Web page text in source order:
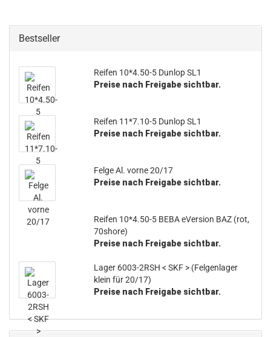
Bestseller
Reifen 10*4.50-5 Dunlop SL1
Preise nach Freigabe sichtbar.
Reifen 11*7.10-5 Dunlop SL1
Preise nach Freigabe sichtbar.
Felge Al. vorne 20/17
Preise nach Freigabe sichtbar.
Reifen 10*4.50-5 BEBA eVersion BAZ (rot,
70shore)
Preise nach Freigabe sichtbar.
Lager 6003-2RSH < SKF > (Felgenlager
klein für 20/17)
Preise nach Freigabe sichtbar.